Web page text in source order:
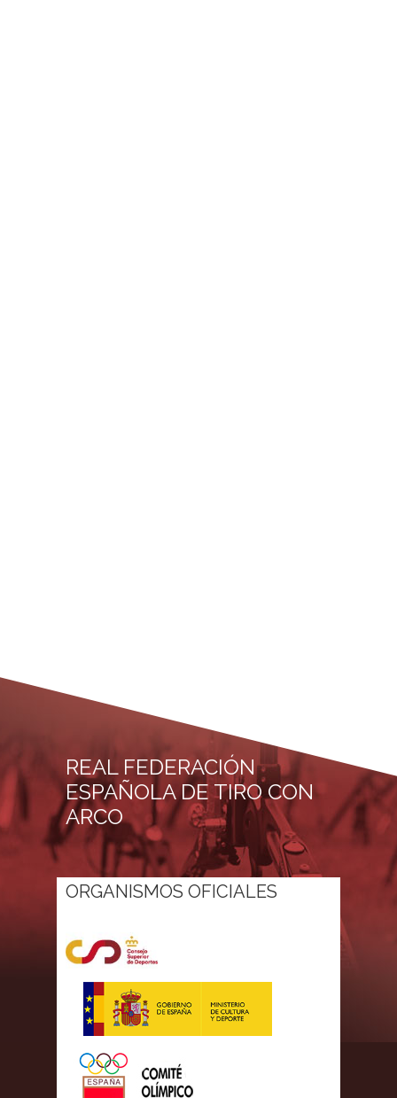
REAL FEDERACIÓN
ESPAÑOLA DE TIRO CON
ARCO
ORGANISMOS OFICIALES